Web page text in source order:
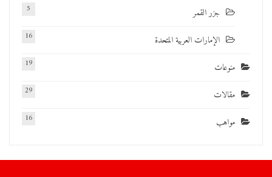
جزر القمر 5
الإمارات العربية المتحدة 16
منوعات 19
مقالات 29
مواهب 16